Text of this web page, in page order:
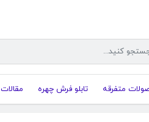
متفرقه تابلو فرش چهره مقالات